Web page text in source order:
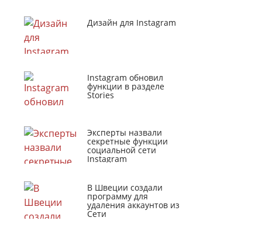
Дизайн для Instagram
Instagram обновил
функции в разделе
Stories
Эксперты назвали
секретные функции
социальной сети
Instagram
В Швеции создали
программу для
удаления аккаунтов из
Сети